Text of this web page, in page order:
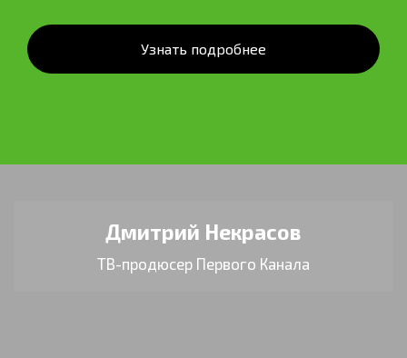
Узнать подробнее
Дмитрий Некрасов
ТВ-продюсер Первого Канала